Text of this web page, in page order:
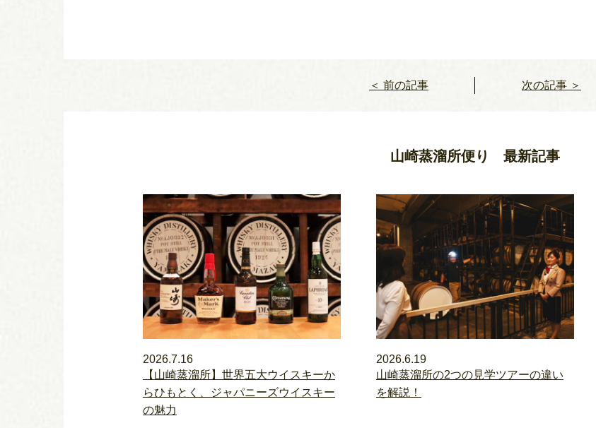
＜ 前の記事 次の記事 ＞
山崎蒸溜所便り 最新記事
2026.7.16
【山崎蒸溜所】世界五大ウイスキーか
らひもとく、ジャパニーズウイスキー
の魅力
2026.6.19
山崎蒸溜所の2つの見学ツアーの違い
を解説！